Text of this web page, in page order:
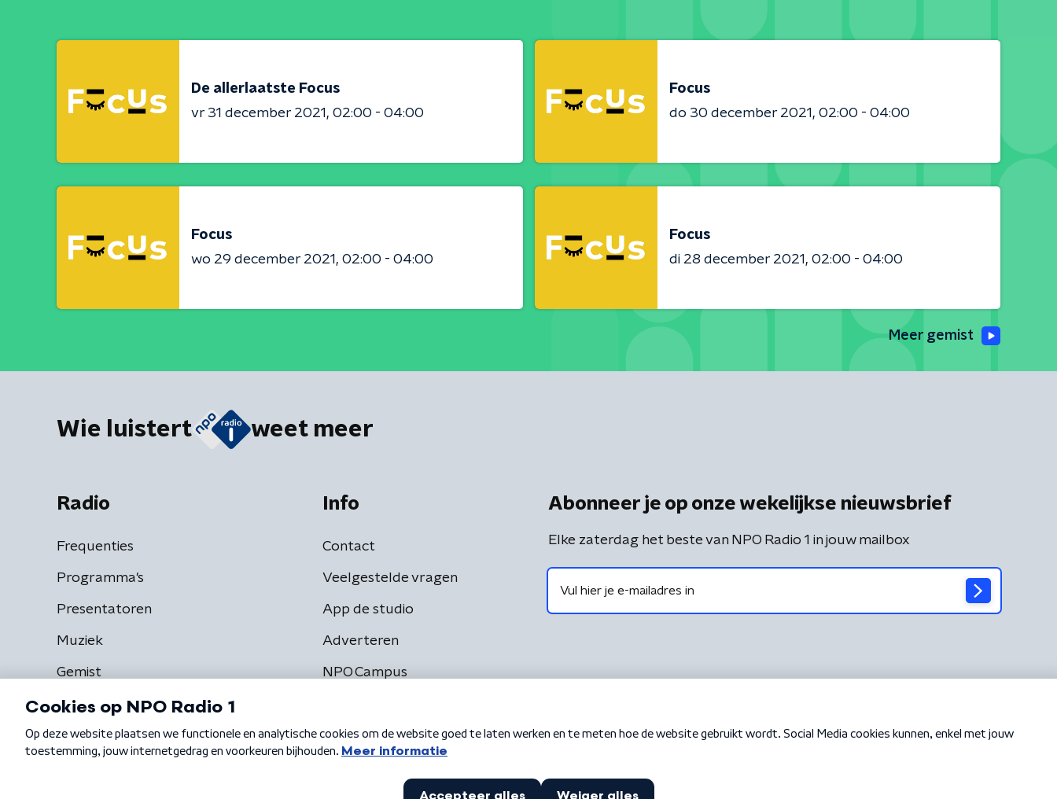
De allerlaatste Focus
vr 31 december 2021
02:00 - 04:00
Focus
do 30 december 2021
02:00 - 04:00
Focus
wo 29 december 2021
02:00 - 04:00
Focus
di 28 december 2021
02:00 - 04:00
Meer gemist
Wie luistert weet meer
Radio
Frequenties
Programma's
Presentatoren
Muziek
Gemist
Info
Contact
Veelgestelde vragen
App de studio
Adverteren
NPO Campus
Abonneer je op onze wekelijkse nieuwsbrief
Elke zaterdag het beste van NPO Radio 1 in jouw mailbox
Algemene voorwaarden Privacybeleid